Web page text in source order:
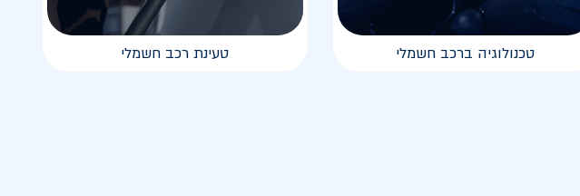
טכנולוגיה ברכב חשמלי טעינת רכב חשמלי